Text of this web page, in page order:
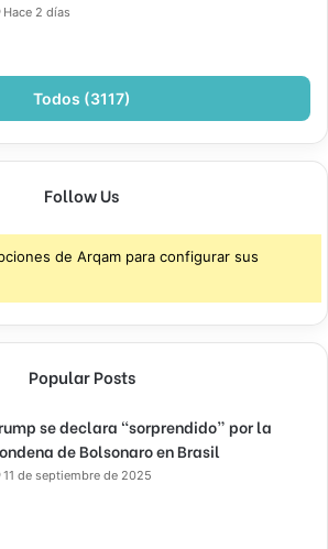
Hace 2 días
Todos (3117)
Follow Us
de Arqam para configurar sus
Popular Posts
se declara “sorprendido” por la
de Bolsonaro en Brasil
11 de septiembre de 2025